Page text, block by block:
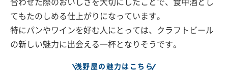
合わせた際のおいしさを大切にしたことで、食中酒とし
てもたのしめる仕上がりになっています。
特にパンやワインを好む人にとっては、クラフトビール
の新しい魅力に出会える一杯となりそうです。
浅野屋の魅力はこちら